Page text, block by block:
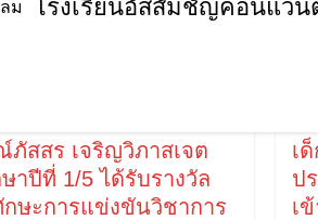
โรงเรียนอัสสัมชัญคอนแวน
สสร เจริญวิภาสเจต
าปีที่ 1/5 ได้รับรางวัล
กษะการแข่งขันวิชาการ
เ
ป
เ